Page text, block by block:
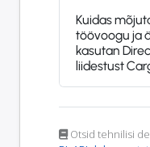
Kuidas
töövoogu ja
kasutan
liidestust
Otsid tehnilisi